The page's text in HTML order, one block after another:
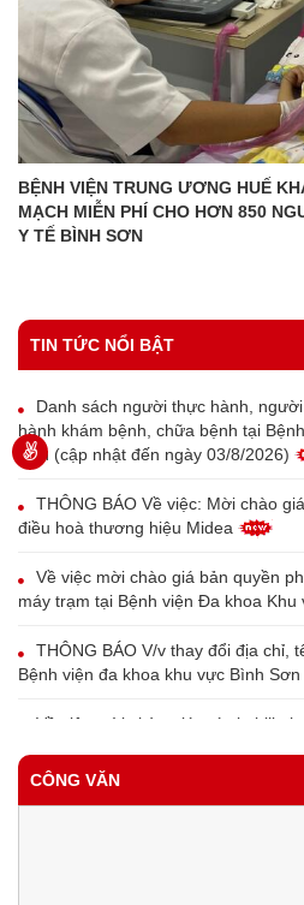
BỆNH VIỆN TRUNG ƯƠNG HUẾ
MẠCH MIỄN PHÍ CHO HƠN 850 NGƯỜI DÂN TẠI
Y TẾ BÌNH SƠN
TIN TỨC NỔI BẬT
Danh sách người thực hành,
hành khám bệnh, chữa bệnh tại
Sơn (cập nhật đến ngày 03/8/2026)
THÔNG BÁO Về việc: Mời chào
điều hoà thương hiệu Midea
Về việc mời chào giá bản quyền
máy trạm tại Bệnh viện Đa khoa Khu
THÔNG BÁO V/v thay đổi địa chỉ,
Bệnh viện đa khoa khu vực Bình Sơn
Về việc mời chào giá máy in bill
CÔNG VĂN